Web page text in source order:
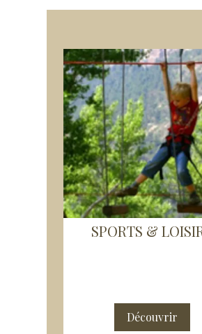
SPORTS &
Découvrir